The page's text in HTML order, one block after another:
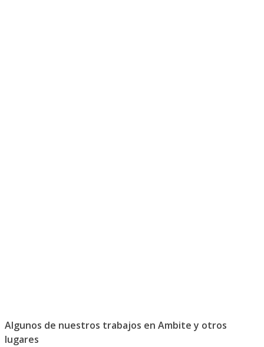
Algunos de nuestros trabajos en Ambite y otros
lugares